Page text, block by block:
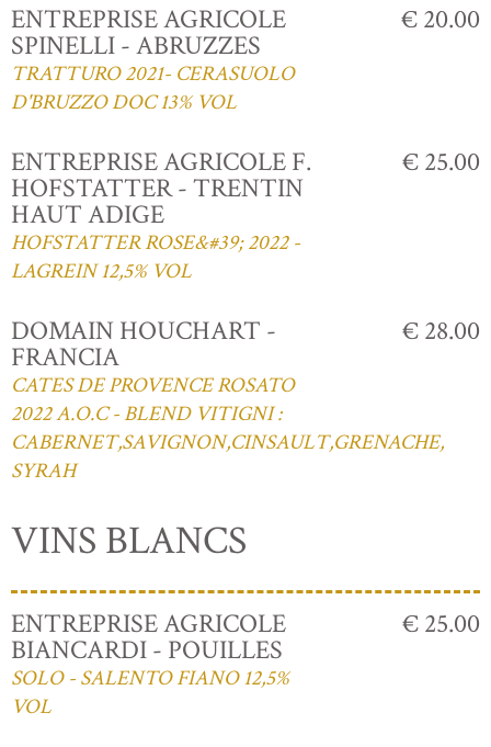
ENTREPRISE AGRICOLE
SPINELLI - ABRUZZES
TRATTURO 2021- CERASUOLO
D'BRUZZO DOC 13% VOL
€ 20.00
ENTREPRISE AGRICOLE F.
HOFSTATTER - TRENTIN
HAUT ADIGE
HOFSTATTER ROSE&#39; 2022 -
LAGREIN 12,5% VOL
€ 25.00
DOMAIN HOUCHART -
FRANCIA
CATES DE PROVENCE ROSATO
2022 A.O.C - BLEND VITIGNI :
CABERNET,SAVIGNON,CINSAULT,GRENACHE,
SYRAH
€ 28.00
VINS BLANCS
ENTREPRISE AGRICOLE
BIANCARDI - POUILLES
SOLO - SALENTO FIANO 12,5%
VOL
€ 25.00